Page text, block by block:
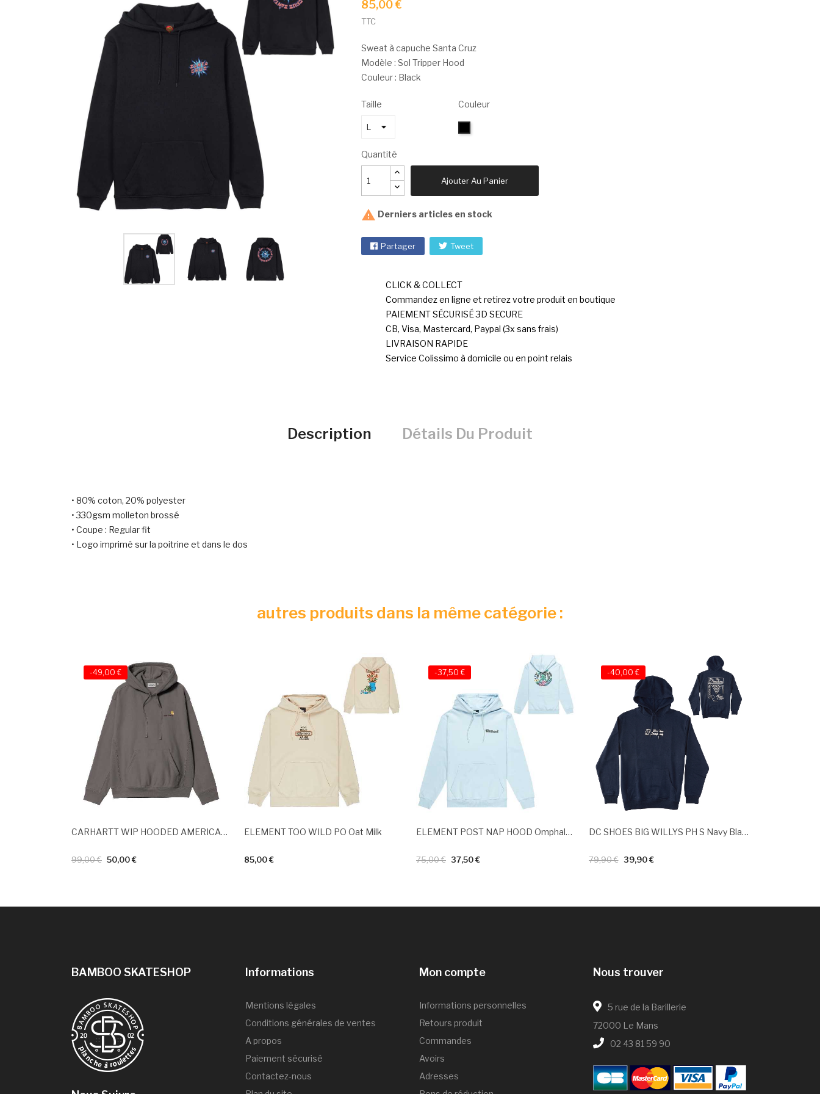
85,00 €
TTC
Sweat à capuche Santa Cruz
Modèle : Sol Tripper Hood
Couleur : Black
Taille Couleur
Quantité
Ajouter Au Panier
 Derniers articles en stock
Partager Tweet
CLICK & COLLECT
Commandez en ligne et retirez votre produit en boutique
PAIEMENT SÉCURISÉ 3D SECURE
CB, Visa, Mastercard, Paypal (3x sans frais)
LIVRAISON RAPIDE
Service Colissimo à domicile ou en point relais
Description Détails Du Produit
• 80% coton, 20% polyester
• 330gsm molleton brossé
• Coupe : Regular fit
• Logo imprimé sur la poitrine et dans le dos
autres produits dans la même catégorie :
-49,00 €
CARHARTT WIP HOODED AMERICAN SCRIPT SWEAT Porphyry
99,00 € 50,00 €
ELEMENT TOO WILD PO Oat Milk
85,00 €
-37,50 €
ELEMENT POST NAP HOOD Omphalodes
75,00 € 37,50 €
-40,00 €
DC SHOES BIG WILLYS PH S Navy Blazer
79,90 € 39,90 €
BAMBOO SKATESHOP Informations
Mentions légales
Conditions générales de ventes
A propos
Paiement sécurisé
Contactez-nous
Mon compte
Informations personnelles
Retours produit
Commandes
Avoirs
Adresses
Nous trouver
5 rue de la Barillerie
72000 Le Mans
02 43 81 59 90